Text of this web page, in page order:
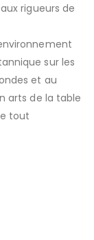
rigueurs de
sur les
et au
arts de la table
tout